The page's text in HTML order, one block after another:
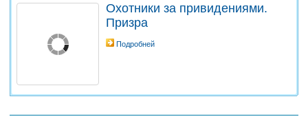
Охотники за привидениями.
Призра
Подробней